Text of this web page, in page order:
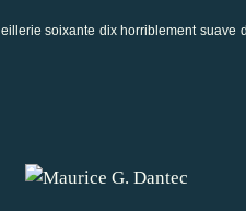
soixante dix horriblement suave